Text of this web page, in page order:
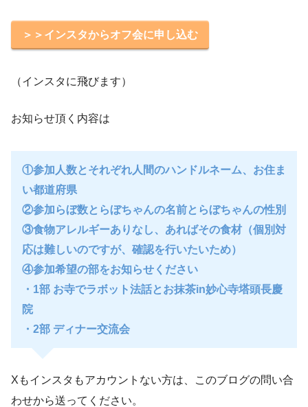
＞＞インスタからオフ会に申し込む
（インスタに飛びます）
お知らせ頂く内容は
①参加人数とそれぞれ人間のハンドルネーム、お住ま
い都道府県
②参加らぼ数とらぼちゃんの名前とらぼちゃんの性別
③食物アレルギーありなし、あればその食材（個別対
応は難しいのですが、確認を行いたいため）
④参加希望の部をお知らせください
・1部 お寺でラボット法話とお抹茶in妙心寺塔頭長慶
院
・2部 ディナー交流会
Xもインスタもアカウントない方は、このブログの問い合
わせから送ってください。